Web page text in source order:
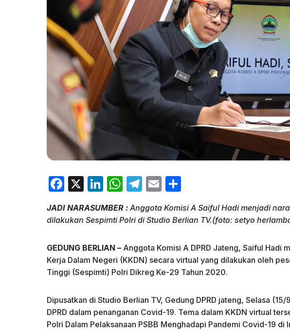
F
c
b
o
o
k
X
Li
k
dI
n
W
at
A
p
p
T
e
a
m
E
ai ar
JADI NARASUMBER :Anggota Komisi A Saiful Hadi menjadi
dilakukan Sespimti Polri di Studio Berlian TV.(foto: setyo
GEDUNG BERLIAN – Anggota Komisi A DPRD Jateng, Saiful Hadi
Kerja Dalam Negeri (KKDN) secara virtual yang dilakukan oleh
Tinggi (Sespimti) Polri Dikreg Ke-29 Tahun 2020.
Dipusatkan di Studio Berlian TV, Gedung DPRD jateng, Selasa
DPRD dalam penanganan Covid-19. Tema dalam KKDN virtual
Polri Dalam Pelaksanaan PSBB Menghadapi Pandemi Covid-19 di